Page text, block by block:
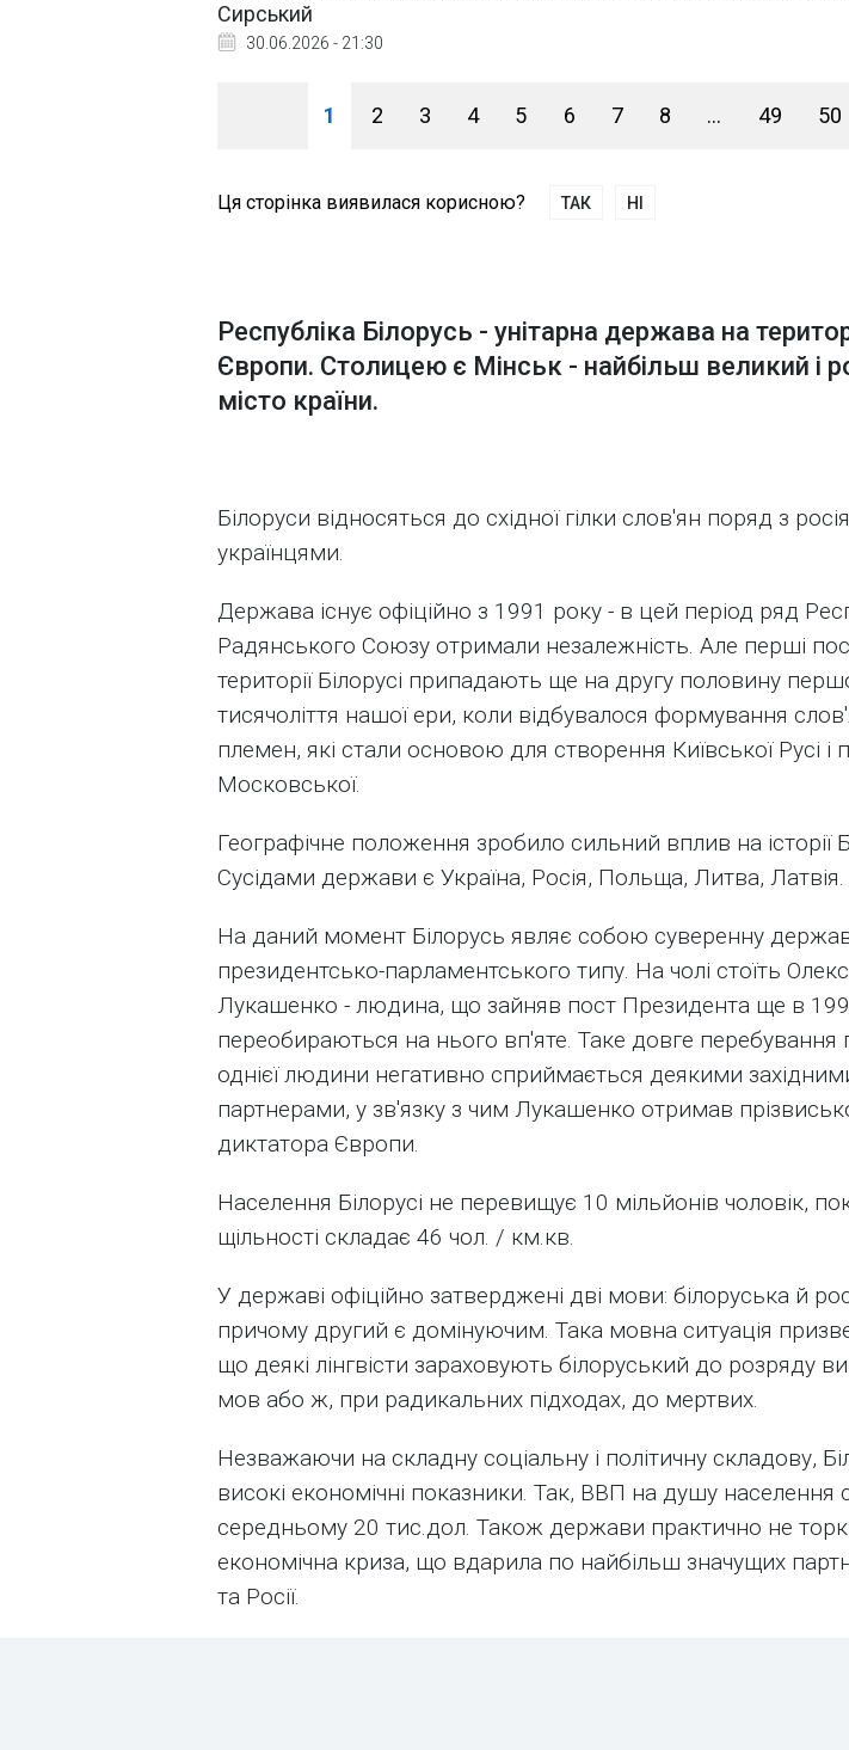
Сирський
30.06.2026 - 21:30
1 2 3 4 5 6 7 8 ... 49 50
Ця сторінка виявилася корисною? ТАК НІ
Республіка Білорусь - унітарна держава на
Європи. Столицею є Мінськ - найбільш великий і
місто країни.
Білоруси відносяться до східної гілки слов'ян поряд з
українцями.
Держава існує офіційно з 1991 року - в цей період ряд
Радянського Союзу отримали незалежність. Але перші
території Білорусі припадають ще на другу половину
тисячоліття нашої ери, коли відбувалося формування
племен, які стали основою для створення Київської Русі і
Московської.
Географічне положення зробило сильний вплив на історії
Сусідами держави є Україна, Росія, Польща, Литва, Латвія.
На даний момент Білорусь являє собою суверенну
президентсько-парламентського типу. На чолі стоїть
Лукашенко - людина, що зайняв пост Президента ще в
переобираються на нього вп'яте. Таке довге перебування
однієї людини негативно сприймається деякими
партнерами, у зв'язку з чим Лукашенко отримав
диктатора Європи.
Населення Білорусі не перевищує 10 мільйонів чоловік,
щільності складає 46 чол. / км.кв.
У державі офіційно затверджені дві мови: білоруська й
причому другий є домінуючим. Така мовна ситуація
що деякі лінгвісти зараховують білоруський до розряду
мов або ж, при радикальних підходах, до мертвих.
Незважаючи на складну соціальну і політичну складову,
високі економічні показники. Так, ВВП на душу населення
середньому 20 тис.дол. Також держави практично не
економічна криза, що вдарила по найбільш значущих
та Росії.